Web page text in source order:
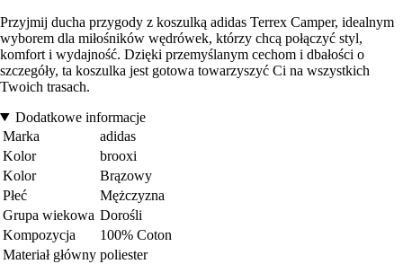
Przyjmij ducha przygody z koszulką adidas Terrex Camper, idealnym
wyborem dla miłośników wędrówek, którzy chcą połączyć styl,
komfort i wydajność. Dzięki przemyślanym cechom i dbałości o
szczegóły, ta koszulka jest gotowa towarzyszyć Ci na wszystkich
Twoich trasach.
Dodatkowe informacje
Marka
adidas
Kolor
brooxi
Kolor
Brązowy
Płeć
Mężczyzna
Grupa wiekowa Dorośli
Kompozycja
100% Coton
Materiał główny poliester